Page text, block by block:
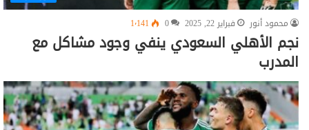
محمود أنور
فبراير 22, 2025 0 1٬141
نجم الأهلي السعودي ينفي وجود مشاكل مع
المدرب